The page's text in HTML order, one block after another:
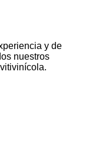
y de
nuestros